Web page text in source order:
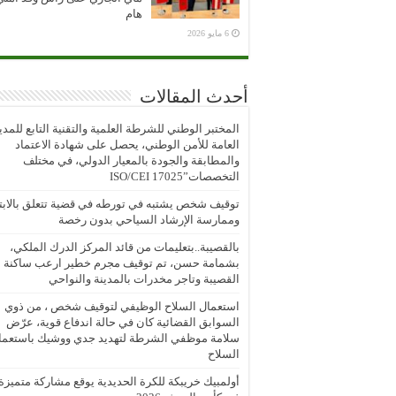
هام
6 مايو 2026
أحدث المقالات
المختبر الوطني للشرطة العلمية والتقنية التابع
العامة للأمن الوطني، يحصل على شهادة الاعتماد
والمطابقة والجودة بالمعيار الدولي، في مختلف
التخصصات”ISO/CEI 17025
توقيف شخص يشتبه في تورطه في قضية تتعلق
وممارسة الإرشاد السياحي بدون رخصة
بالقصيبة..بتعليمات من قائد المركز الدرك الملكي،
بشمامة حسن، تم توقيف مجرم خطير ارعب ساكنة
القصيبة وتاجر مخدرات بالمدينة والنواحي
استعمال السلاح الوظيفي لتوقيف شخص ، من ذوي
السوابق القضائية كان في حالة اندفاع قوية، عرّض
سلامة موظفي الشرطة لتهديد جدي ووشيك
السلاح
أولمبيك خريبكة للكرة الحديدية يوقع مشاركة متميزة